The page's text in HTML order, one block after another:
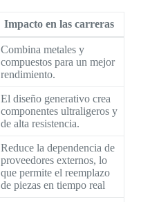
Impacto en las carreras
Combina metales y
compuestos para un mejor
rendimiento.
El diseño generativo crea
componentes ultraligeros y
de alta resistencia.
Reduce la dependencia de
proveedores externos, lo
que permite el reemplazo
de piezas en tiempo real